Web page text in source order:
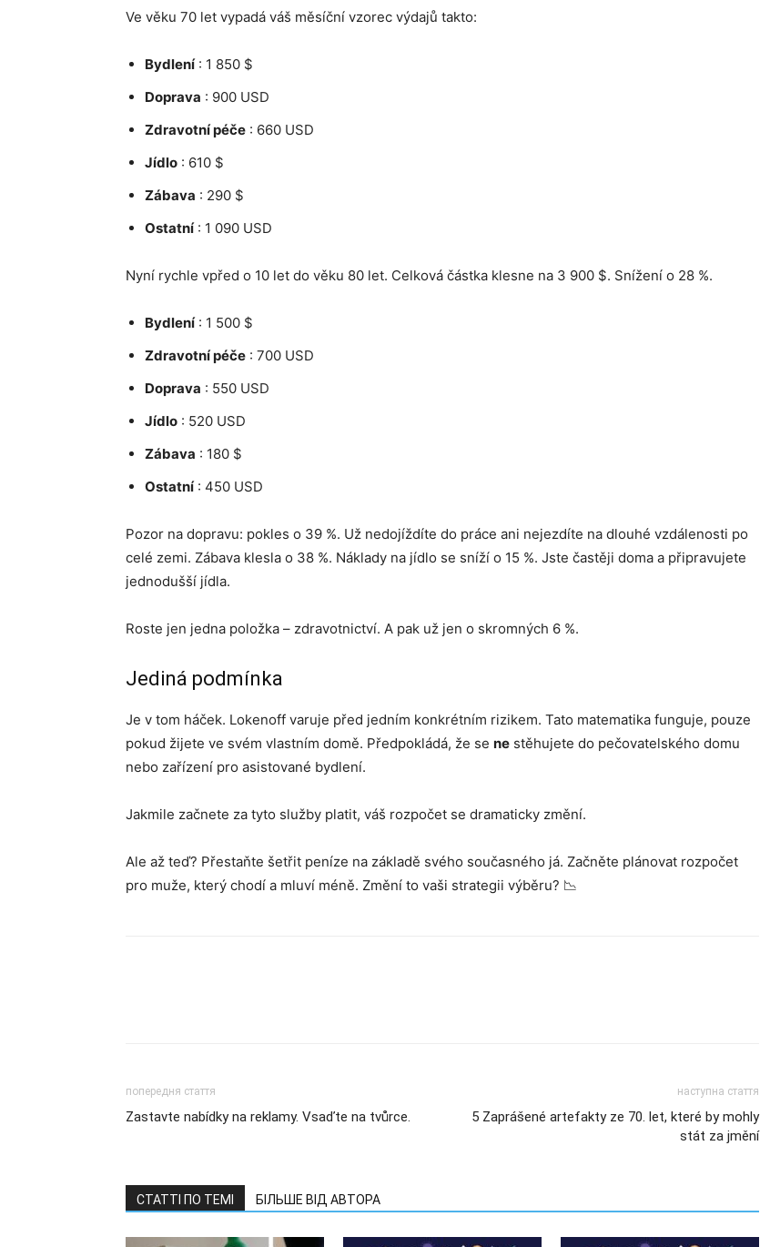
Ve věku 70 let vypadá váš měsíční vzorec výdajů takto:
Bydlení: 1 850 $
Doprava : 900 USD
Zdravotní péče : 660 USD
Jídlo : 610 $
Zábava : 290 $
Ostatní: 1 090 USD
Nyní rychle vpřed o 10 let do věku 80 let. Celková částka klesne na 3 900 $. Snížení o 28 %.
Bydlení: 1 500 $
Zdravotní péče : 700 USD
Doprava : 550 USD
Jídlo : 520 USD
Zábava : 180 $
Ostatní: 450 USD
Pozor na dopravu: pokles o 39 %. Už nedojíždíte do práce ani nejezdíte na dlouhé vzdálenosti po
celé zemi. Zábava klesla o 38 %. Náklady na jídlo se sníží o 15 %. Jste častěji doma a připravujete
jednodušší jídla.
Roste jen jedna položka – zdravotnictví. A pak už jen o skromných 6 %.
Jediná podmínka
Je v tom háček. Lokenoff varuje před jedním konkrétním rizikem. Tato matematika funguje, pouze
pokud žijete ve svém vlastním domě. Předpokládá, že se ne stěhujete do pečovatelského domu
nebo zařízení pro asistované bydlení.
Jakmile začnete za tyto služby platit, váš rozpočet se dramaticky změní.
Ale až teď? Přestaňte šetřit peníze na základě svého současného já. Začněte plánovat rozpočet
pro muže, který chodí a mluví méně. Změní to vaši strategii výběru? 📉
попередня стаття
Zastavte nabídky na reklamy. Vsaďte na tvůrce.
наступна стаття
5 Zaprášené artefakty ze 70. let, které by mohly
stát za jmění
СТАТТІ ПО ТЕМІ БІЛЬШЕ ВІД АВТОРА